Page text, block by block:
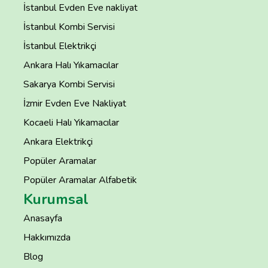
İstanbul Evden Eve nakliyat
İstanbul Kombi Servisi
İstanbul Elektrikçi
Ankara Halı Yıkamacılar
Sakarya Kombi Servisi
İzmir Evden Eve Nakliyat
Kocaeli Halı Yıkamacılar
Ankara Elektrikçi
Popüler Aramalar
Popüler Aramalar Alfabetik
Kurumsal
Anasayfa
Hakkımızda
Blog